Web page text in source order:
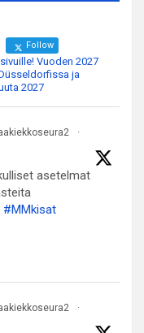
Follow
Vuoden 2027
ja
2027
·
asetelmat
#MMkisat
·